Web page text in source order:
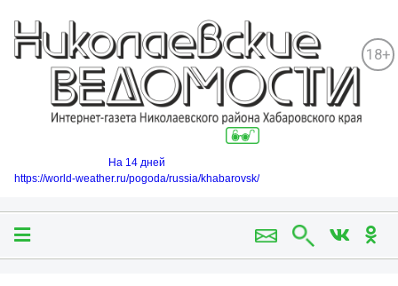
18+
На 14 дней
https://world-weather.ru/pogoda/russia/khabarovsk/